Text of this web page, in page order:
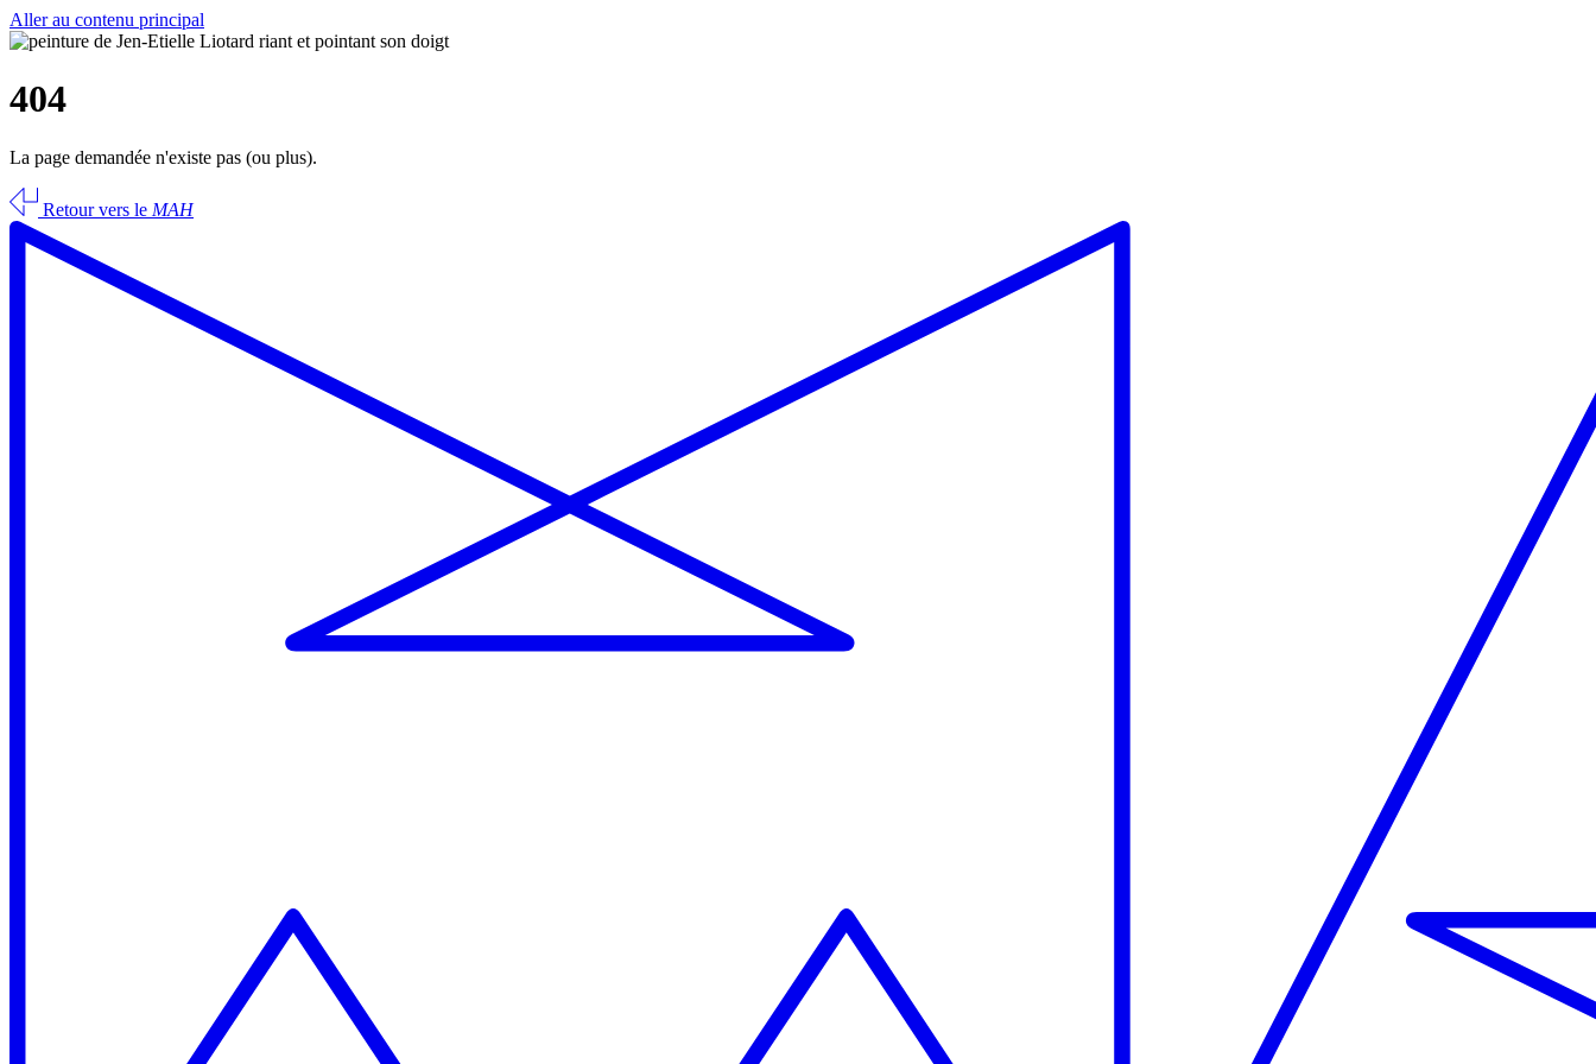
Aller au contenu principal
404
La page demandée n'existe pas (ou plus).
Retour vers le MAH